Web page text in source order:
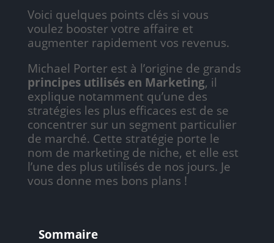
Voici quelques points clés si vous
voulez booster votre affaire et
augmenter rapidement vos revenus.
Michael Porter est à l’origine de grands
principes utilisés en Marketing, il
explique notamment qu’une des
stratégies les plus efficaces est de se
concentrer sur un segment particulier
de marché. Cette stratégie porte le
nom de marketing de niche, et elle est
l’une des plus utilisés de nos jours. Je
vous donne mes bons plans !
Sommaire